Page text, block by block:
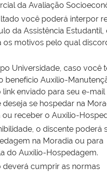
da Avaliação
você poderá interpor
da Assistência Estudantil,
os motivos pelo qual
Universidade, caso você
benefício Auxílio-
enviado para seu e-mail
deseja se hospedar na
ou receber o Auxílio-
o discente poderá
na Moradia ou para
do Auxílio-Hospedagem.
deverá cumprir as normas